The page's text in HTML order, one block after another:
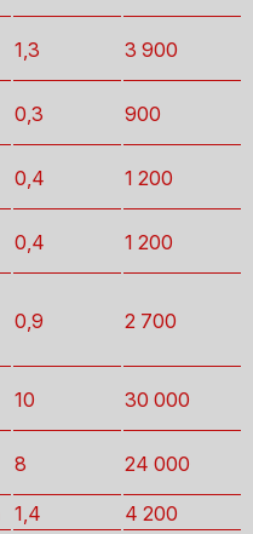
1,3 3 900
0,3 900
0,4 1 200
0,4 1 200
0,9 2 700
10 30 000
8 24 000
1,4
4 200